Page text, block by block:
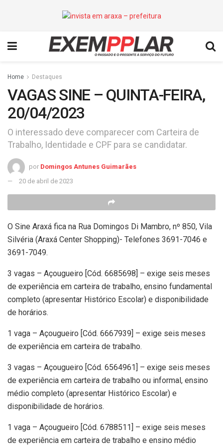
Home Destaques
VAGAS SINE – QUINTA-FEIRA,
20/04/2023
O interessado deve comparecer com Carteira de
Trabalho, Identidade e CPF para se candidatar.
por Domingos Antunes Guimarães
20 de abril de 2023
O Sine Araxá fica na Rua Domingos Di Mambro, nº 850, Vila
Silvéria (Araxá Center Shopping)- Telefones 3691-7046 e
3691-7049.
3 vagas – Açougueiro [Cód. 6685698] – exige seis meses
de experiência em carteira de trabalho, ensino fundamental
completo (apresentar Histórico Escolar) e disponibilidade
de horários.
1 vaga – Açougueiro [Cód. 6667939] – exige seis meses
de experiência em carteira de trabalho.
3 vagas – Açougueiro [Cód. 6564961] – exige seis meses
de experiência em carteira de trabalho ou informal, ensino
médio completo (apresentar Histórico Escolar) e
disponibilidade de horários.
1 vaga – Açougueiro [Cód. 6788511] – exige seis meses
de experiência em carteira de trabalho e ensino médio